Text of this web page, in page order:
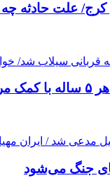
علت حادثه چه
جنگ می‌شود